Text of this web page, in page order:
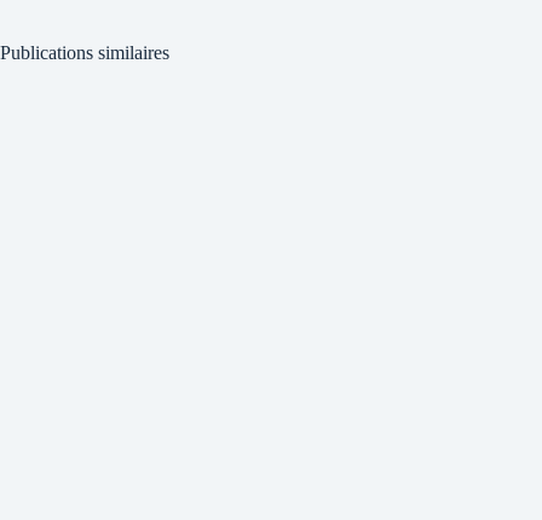
Publications similaires